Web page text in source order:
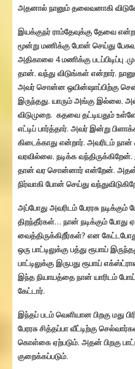
அதனால் நானும் தலைவனாகி
இயக்குநர் ராம்தேவுக்கு தேவை
மூன்று மணிக்கு போன் செய்து
அதிகாலை 4 மணிக்கு படப்பிடிப்பு
தான். வந்து விடுங்கள் என்றார்.
அவர் சொன்ன ஒயின்ஷாப்பிற்கு
இருந்தது. யாரும் அங்கு இல்லை.
விடுமுறை. கதவை தட்டியதும்
எட்டிப் பார்த்தார். அவர் இன்று
கிடைக்காது என்றார். அவரிடம் நான்
வரவில்லை. நடிக்க
தான் வர சொன்னார் என்றேன். அதன்
நிர்வாகி போன் செய்து
அப்போது அவரிடம் பேரரசு
திறந்தீர்கள்… நான் நடிக்கும் போது
வைத்திருக்கிறீர்கள்? என
ஒரு பாட்டிலுக்கு பத்து ரூபாய்
பாட்டிலுக்கு இருபது ரூபாய்
இந்த நியாயத்தை நான் யாரிடம்
கேட்டார்.
இந்தப் படம் வெளியான பிறகு மது
பேரரசு சித்தப்பா வீட்டிற்கு
கொள்கை ஏற்படும். அதன் பிறகு
குறைக்கப்படும்.